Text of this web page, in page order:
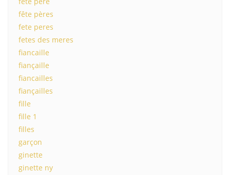
fête pères
fete peres
fetes des meres
fiancaille
fiançaille
fiancailles
fiançailles
fille
fille 1
filles
garçon
ginette
ginette ny